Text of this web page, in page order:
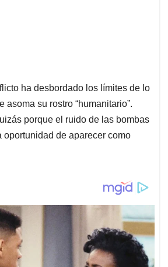
ha desbordado los límites de lo
asoma su rostro “humanitario”.
porque el ruido de las bombas
oportunidad de aparecer como